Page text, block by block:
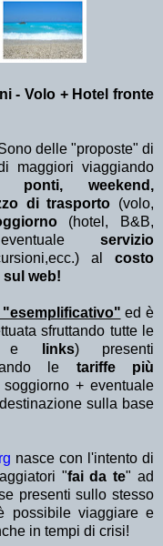
- Volo + Hotel fronte
delle "proposte" di
maggiori viaggiando
ponti, weekend,
di trasporto (volo,
(hotel, B&B,
servizio
al costo
web!
"esemplificativo" ed è
sfruttando tutte le
e links) presenti
le tariffe più
+ eventuale
sulla base
nasce con l'intento di
"fai da te" ad
presenti sullo stesso
possibile viaggiare e
in tempi di crisi!